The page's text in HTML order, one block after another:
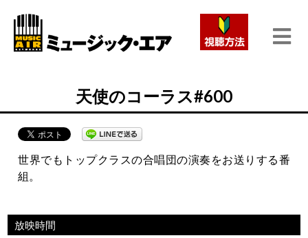
天使のコーラス#600
世界でもトップクラスの合唱団の演奏をお送りする番
組。
放映時間